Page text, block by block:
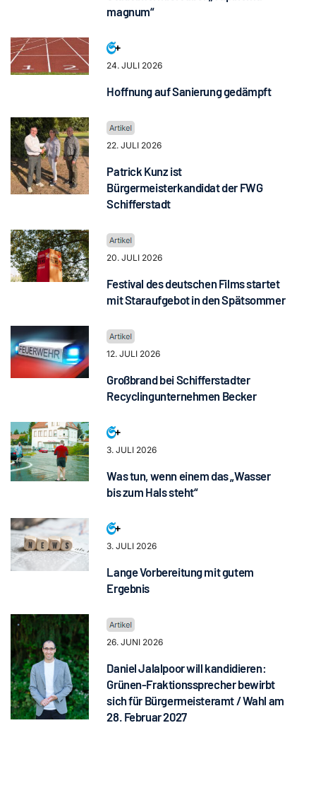
magnum“
24. JULI 2026
Hoffnung auf Sanierung gedämpft
22. JULI 2026
Patrick Kunz ist
Bürgermeisterkandidat der FWG
Schifferstadt
20. JULI 2026
Festival des deutschen Films startet
mit Staraufgebot in den Spätsommer
12. JULI 2026
Großbrand bei Schifferstadter
Recyclingunternehmen Becker
3. JULI 2026
Was tun, wenn einem das „Wasser
bis zum Hals steht“
3. JULI 2026
Lange Vorbereitung mit gutem
Ergebnis
26. JUNI 2026
Daniel Jalalpoor will kandidieren:
Grünen-Fraktionssprecher bewirbt
sich für Bürgermeisteramt / Wahl am
28. Februar 2027